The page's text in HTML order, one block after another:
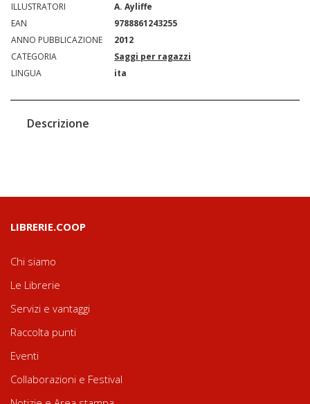
ILLUSTRATORI
A. Ayliffe
EAN
9788861243255
ANNO PUBBLICAZIONE
2012
CATEGORIA
Saggi per ragazzi
LINGUA
ita
Descrizione
LIBRERIE.COOP
Chi siamo
Le Librerie
Servizi e vantaggi
Raccolta punti
Eventi
Collaborazioni e Festival